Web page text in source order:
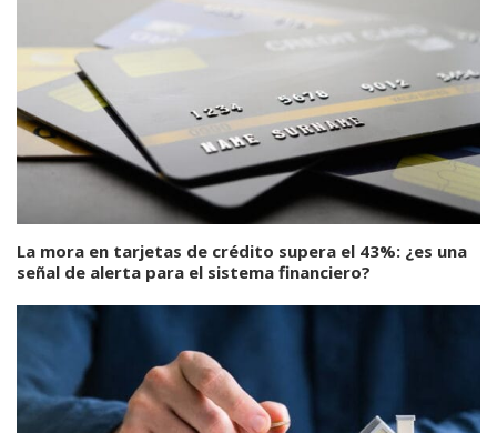
La mora en tarjetas de crédito supera el 43%: ¿es una
señal de alerta para el sistema financiero?